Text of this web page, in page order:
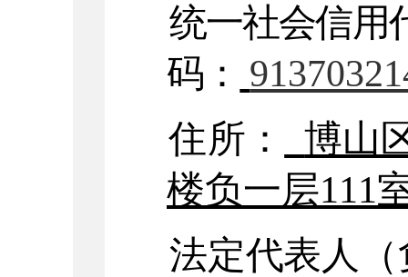
统一社会信用
码：
住所：
博山
楼负一层111
法定代表人